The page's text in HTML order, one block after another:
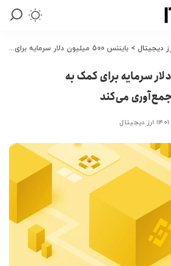
دیجیتال > بایننس 500 میلیون دلار سرمایه برای کمک به استارتاپ‌های وب 3 جمع‌آوری می‌کند
دلار سرمایه برای کمک به
ارز دیجیتال